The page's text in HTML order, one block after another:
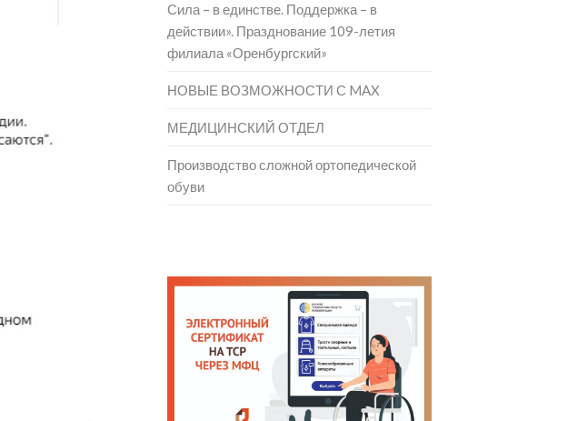
Сила – в единстве. Поддержка – в
действии». Празднование 109-летия
филиала «Оренбургский»
НОВЫЕ ВОЗМОЖНОСТИ С MAX
МЕДИЦИНСКИЙ ОТДЕЛ
Производство сложной ортопедической
обуви